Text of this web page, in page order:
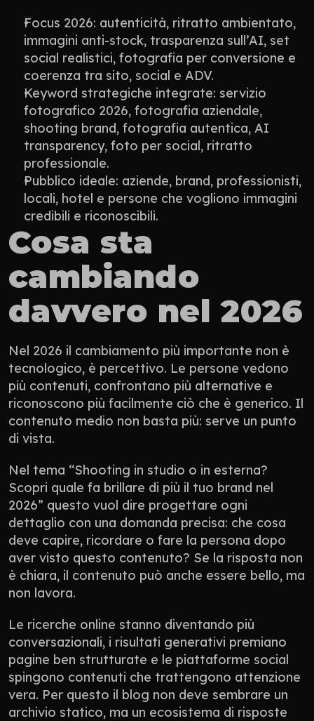
Focus 2026: autenticità, ritratto ambientato,
immagini anti-stock, trasparenza sull’AI, set
social realistici, fotografia per conversione e
coerenza tra sito, social e ADV.
Keyword strategiche integrate: servizio
fotografico 2026, fotografia aziendale,
shooting brand, fotografia autentica, AI
transparency, foto per social, ritratto
professionale.
Pubblico ideale: aziende, brand, professionisti,
locali, hotel e persone che vogliono immagini
credibili e riconoscibili.
Cosa sta
cambiando
davvero nel 2026
Nel 2026 il cambiamento più importante non è
tecnologico, è percettivo. Le persone vedono
più contenuti, confrontano più alternative e
riconoscono più facilmente ciò che è generico. Il
contenuto medio non basta più: serve un punto
di vista.
Nel tema “Shooting in studio o in esterna?
Scopri quale fa brillare di più il tuo brand nel
2026” questo vuol dire progettare ogni
dettaglio con una domanda precisa: che cosa
deve capire, ricordare o fare la persona dopo
aver visto questo contenuto? Se la risposta non
è chiara, il contenuto può anche essere bello, ma
non lavora.
Le ricerche online stanno diventando più
conversazionali, i risultati generativi premiano
pagine ben strutturate e le piattaforme social
spingono contenuti che trattengono attenzione
vera. Per questo il blog non deve sembrare un
archivio statico, ma un ecosistema di risposte